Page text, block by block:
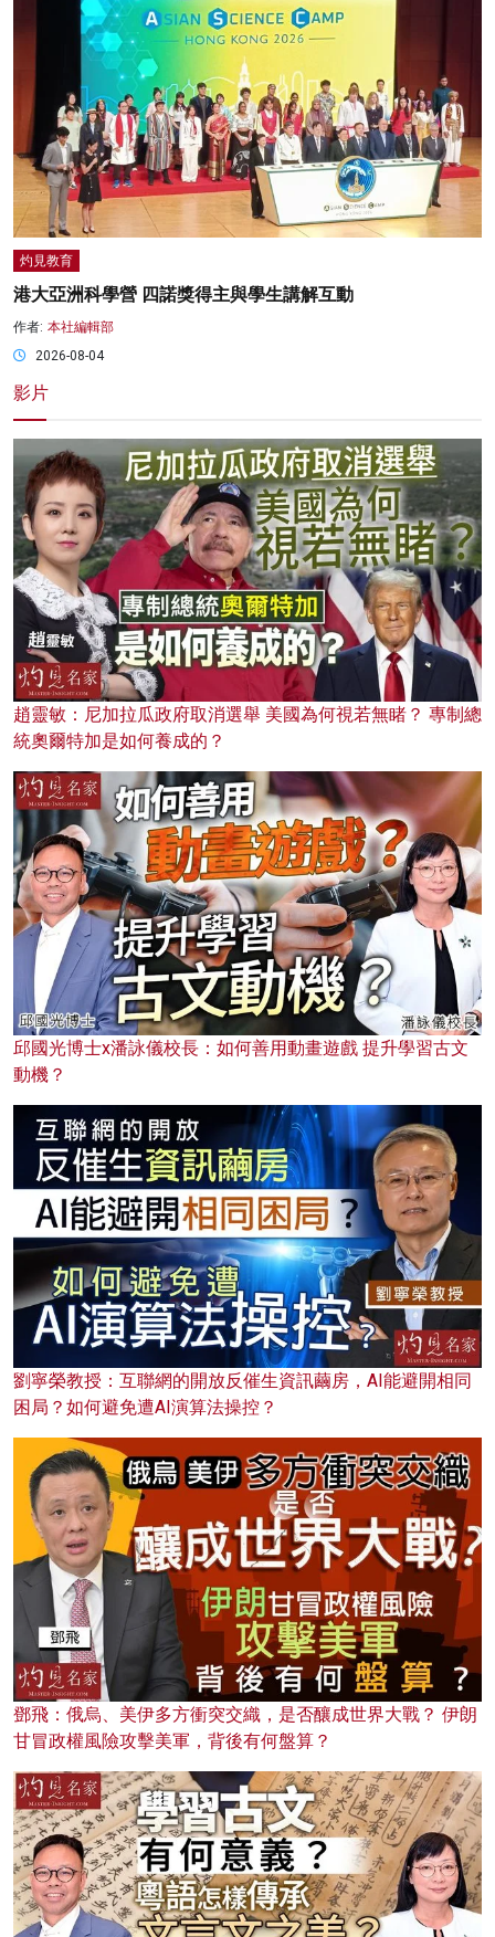
灼見教育
港大亞洲科學營 四諾獎得主與學生講解互動
作者: 本社編輯部
2026-08-04
影片
趙靈敏：尼加拉瓜政府取消選舉 美國為何視若無睹？ 專制總
統奧爾特加是如何養成的？
邱國光博士x潘詠儀校長：如何善用動畫遊戲 提升學習古文
動機？
劉寧榮教授：互聯網的開放反催生資訊繭房，AI能避開相同
困局？如何避免遭AI演算法操控？
鄧飛：俄烏、美伊多方衝突交織，是否釀成世界大戰？ 伊朗
甘冒政權風險攻擊美軍，背後有何盤算？